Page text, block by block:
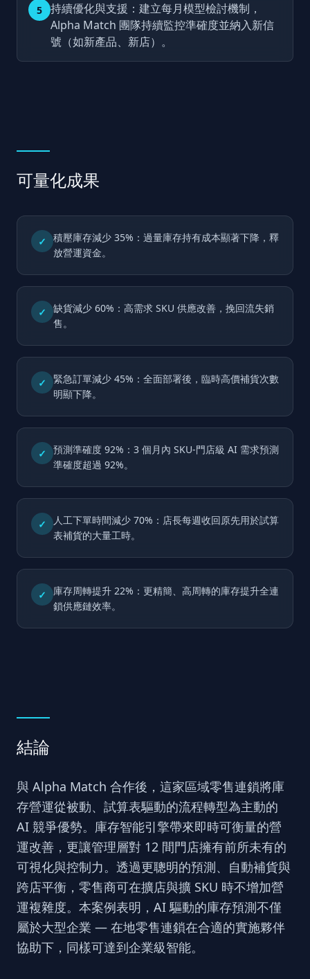
5
持續優化與支援：建立每月模型檢討機制，
Alpha Match 團隊持續監控準確度並納入新信
號（如新產品、新店）。
可量化成果
✓
積壓庫存減少 35%：過量庫存持有成本顯著下降，釋
放營運資金。
✓
缺貨減少 60%：高需求 SKU 供應改善，挽回流失銷
售。
✓
緊急訂單減少 45%：全面部署後，臨時高價補貨次數
明顯下降。
✓
預測準確度 92%：3 個月內 SKU-門店級 AI 需求預測
準確度超過 92%。
✓
人工下單時間減少 70%：店長每週收回原先用於試算
表補貨的大量工時。
✓
庫存周轉提升 22%：更精簡、高周轉的庫存提升全連
鎖供應鏈效率。
結論
與 Alpha Match 合作後，這家區域零售連鎖將庫
存營運從被動、試算表驅動的流程轉型為主動的
AI 競爭優勢。庫存智能引擎帶來即時可衡量的營
運改善，更讓管理層對 12 間門店擁有前所未有的
可視化與控制力。透過更聰明的預測、自動補貨與
跨店平衡，零售商可在擴店與擴 SKU 時不增加營
運複雜度。本案例表明，AI 驅動的庫存預測不僅
屬於大型企業 — 在地零售連鎖在合適的實施夥伴
協助下，同樣可達到企業級智能。